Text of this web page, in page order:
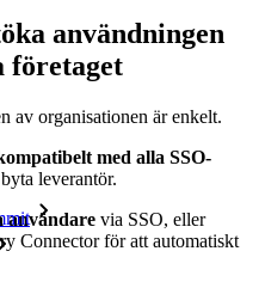
användningen
företaget
av organisationen är enkelt.
med alla SSO-
leverantör.
användare via SSO, eller
Connector för att automatiskt